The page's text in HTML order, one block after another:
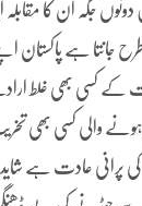
جگہ ان کا
جانتا ہے پاکستان
کے کسی بھی غلط ارادے
کسی بھی تخریب
کی پرانی عادت ہے